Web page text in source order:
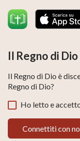
Il Regno di
Il Regno di Dio è
Regno di Dio?
Ho letto e
Connettiti con